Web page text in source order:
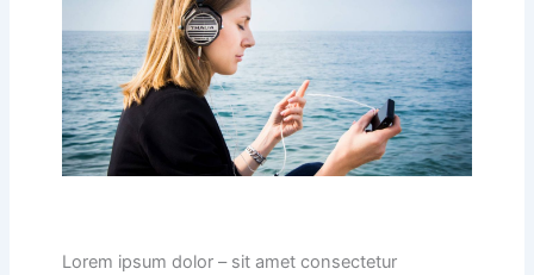
Lorem ipsum dolor – sit amet consectetur